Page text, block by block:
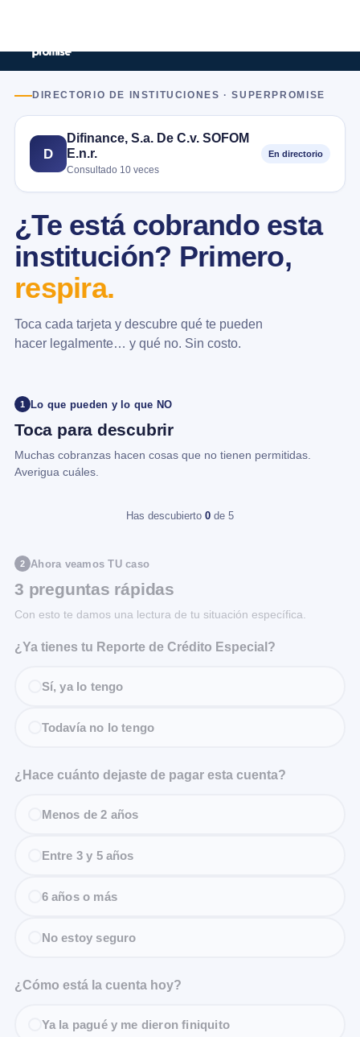
DIRECTORIO DE INSTITUCIONES · SUPERPROMISE
D
Difinance, S.a. De C.v. SOFOM
E.n.r.
Consultado 10 veces
En directorio
¿Te está cobrando esta
institución? Primero,
respira.
Toca cada tarjeta y descubre qué te pueden
hacer legalmente… y qué no. Sin costo.
1 Lo que pueden y lo que NO
Toca para descubrir
Muchas cobranzas hacen cosas que no tienen permitidas.
Averigua cuáles.
Has descubierto 0 de 5
2 Ahora veamos TU caso
3 preguntas rápidas
Con esto te damos una lectura de tu situación específica.
¿Ya tienes tu Reporte de Crédito Especial?
Sí, ya lo tengo
Todavía no lo tengo
¿Hace cuánto dejaste de pagar esta cuenta?
Menos de 2 años
Entre 3 y 5 años
6 años o más
No estoy seguro
¿Cómo está la cuenta hoy?
Ya la pagué y me dieron finiquito